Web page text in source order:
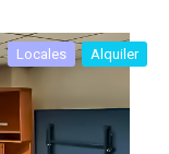
Locales Alquiler